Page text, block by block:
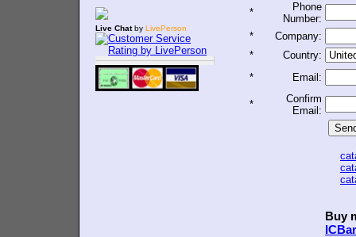
Live Chatby LivePerson
*
Phone
Number:
*
Company:
*
Country:
*
Email:
*
Confirm
Email:
Buy